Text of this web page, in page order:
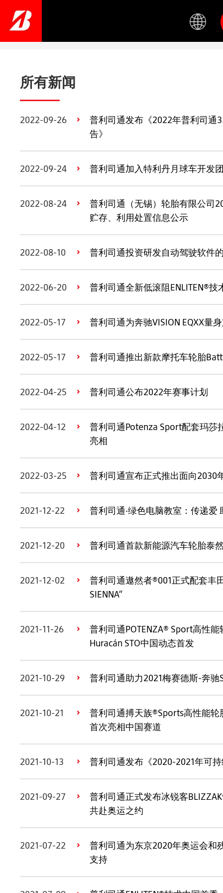
content
所有新闻
2022-09-26
普利司通发布《2022年普利司通
告》
2022-09-24 普利司通加入特利丹月球车开发
2022-08-24
普利司通（无锡）轮胎有限公司
贮存、利用处置信息公示
2022-08-10 普利司通投资研发自动驾驶软件
2022-06-20 普利司通全新低滚阻ENLITEN®技
2022-05-17 普利司通为奔驰VISION EQXX量
2022-05-17 普利司通推出新款摩托车轮胎
2022-04-25 普利司通公布2022年赛事计划
2022-04-12
普利司通Potenza Sport配套玛莎
亮相
2022-03-25 普利司通宣布正式推出面向2030
2021-12-22 普利司通·绿色电脑教室：传递爱
2021-12-20 普利司通首款新能源汽车轮胎泰
2021-12-02
普利司通遨然者®001正式配套丰
SIENNA”
2021-11-26
普利司通POTENZA® Sport高性
Huracán STO中国动态首发
2021-10-29 普利司通助力2021梅赛德斯-奔驰
2021-10-21
普利司通搏天族®Sports高性能轮
首次亮相中国赛道
2021-10-13 普利司通发布《2020-2021年可
2021-09-27
普利司通正式发布冰锐客
共赴奥运之约
2021-07-22
普利司通为东京2020年奥运会和
支持